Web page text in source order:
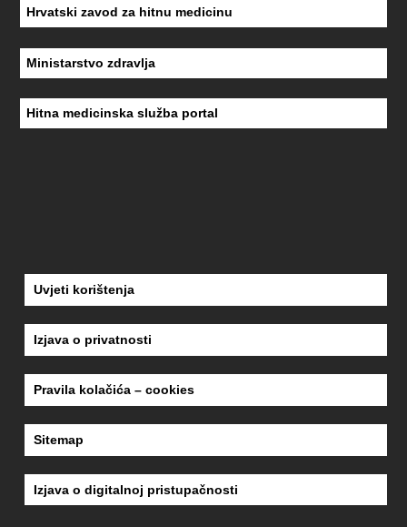
Hrvatski zavod za hitnu medicinu
Ministarstvo zdravlja
Hitna medicinska služba portal
Uvjeti korištenja
Izjava o privatnosti
Pravila kolačića – cookies
Sitemap
Izjava o digitalnoj pristupačnosti